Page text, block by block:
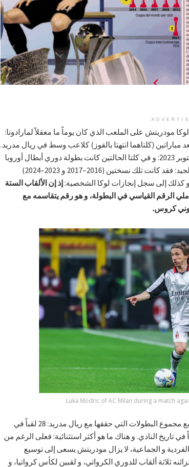
مودريتش على الملعب الذي كان يوماً ما معقلاً لمارادونا:
مباراتين (كلتاهما انتهتا بالفوز) كلاعب وسط في ريال مدريد.
الأولى كانت في مارس 2017، و الثانية في أكتوبر 2023: و في كلتا الحالتين كانت بطولة دوري أبطال أوروبا
على المحك. المرور عبر نابولي يجلب الحظ الجيد: فقد كانت تلك نسختين (2016–2017 و 2023–2024)
و كذلك إلى سجل إنجازات لوكا الشخصية:إذ إن الألقاب الستة
الرقم القياسي في البطولة، و هو رقم يتقاسمه مع
توني كروس.
Luka Modric of AC Milan during a match
اللافت أن هذه الألقاب الستة تمثل أقل من ربع مجموع البطولات التي حققها مع ريال مدريد: 28 لقباً في
تاريخ النادي. و هناك ما هو أكثر استثنائية: فعلى الرغم من
و الجماعية، لا يزال مودريتش يسعى إلى توسيع
ثلاثة ألقاب للدوري الكرواتي، و لقبين لكأس كرواتيا، و